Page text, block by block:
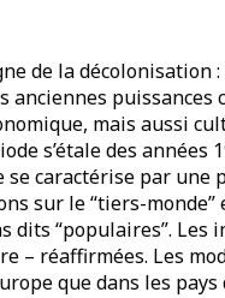
de la
anciennes puissances
mais aussi
s’étale des années
se caractérise par une
sur le “tiers-
dits “populaires”.
– réaffirmées. Les
que dans les pays